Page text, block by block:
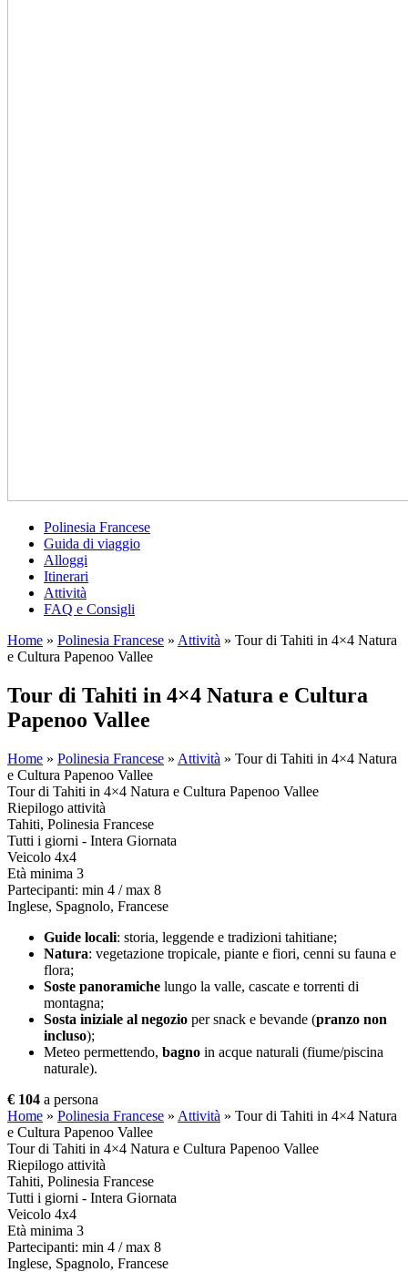
Polinesia Francese
Guida di viaggio
Alloggi
Itinerari
Attività
FAQ e Consigli
Home » Polinesia Francese » Attività » Tour di Tahiti in 4×4 Natura
e Cultura Papenoo Vallee
Tour di Tahiti in 4×4 Natura e Cultura
Papenoo Vallee
Home » Polinesia Francese » Attività » Tour di Tahiti in 4×4 Natura
e Cultura Papenoo Vallee
Tour di Tahiti in 4×4 Natura e Cultura Papenoo Vallee
Riepilogo attività
Tahiti, Polinesia Francese
Tutti i giorni - Intera Giornata
Veicolo 4x4
Età minima 3
Partecipanti: min 4 / max 8
Inglese, Spagnolo, Francese
Guide locali: storia, leggende e tradizioni tahitiane;
Natura: vegetazione tropicale, piante e fiori, cenni su fauna e
flora;
Soste panoramiche lungo la valle, cascate e torrenti di
montagna;
Sosta iniziale al negozio per snack e bevande (pranzo non
incluso);
Meteo permettendo, bagno in acque naturali (fiume/piscina
naturale).
€ 104 a persona
Home » Polinesia Francese » Attività » Tour di Tahiti in 4×4 Natura
e Cultura Papenoo Vallee
Tour di Tahiti in 4×4 Natura e Cultura Papenoo Vallee
Riepilogo attività
Tahiti, Polinesia Francese
Tutti i giorni - Intera Giornata
Veicolo 4x4
Età minima 3
Partecipanti: min 4 / max 8
Inglese, Spagnolo, Francese